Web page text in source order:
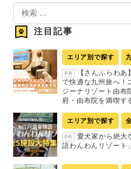
検
索
注目記事
エリア別で探す
PR
【さんふらわあ
で快適な九州旅へ！
ジーナリゾート由布
府・由布院を満喫す
エリア別で探す
PR
愛犬家から絶大
語わんわんリゾート